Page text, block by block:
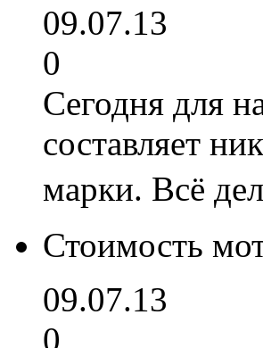
09.07.13
0
Сегодня для
составляет
марки. Всё
Стоимость
09.07.13
0